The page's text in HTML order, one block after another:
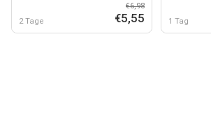
2 Tage
€6,98
€5,55 1 Tag